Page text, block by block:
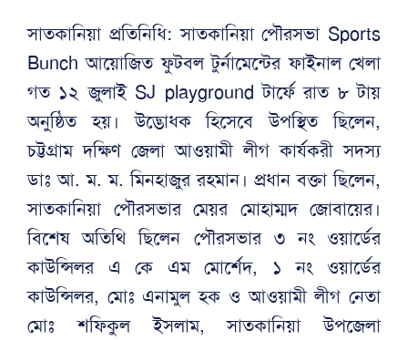
সাতকানিয়া প্রতিনিধি: সাতকানিয়া পৌরসভা Sports
Bunch আয়োজিত ফুটবল টুর্নামেন্টের ফাইনাল খেলা
গত ১২ জুলাই SJ playground টার্ফে রাত ৮ টায়
অনুষ্ঠিত হয়। উদ্ভোধক হিসেবে উপস্থিত ছিলেন,
চট্টগ্রাম দক্ষিণ জেলা আওয়ামী লীগ কার্যকরী সদস্য
ডাঃ আ. ম. ম. মিনহাজুর রহমান। প্রধান বক্তা ছিলেন,
সাতকানিয়া পৌরসভার মেয়র মোহাম্মদ জোবায়ের।
বিশেষ অতিথি ছিলেন পৌরসভার ৩ নং ওয়ার্ডের
কাউন্সিলর এ কে এম মোর্শেদ, ১ নং ওয়ার্ডের
কাউন্সিলর, মোঃ এনামুল হক ও আওয়ামী লীগ নেতা
মোঃ শফিকুল ইসলাম, সাতকানিয়া উপজেলা